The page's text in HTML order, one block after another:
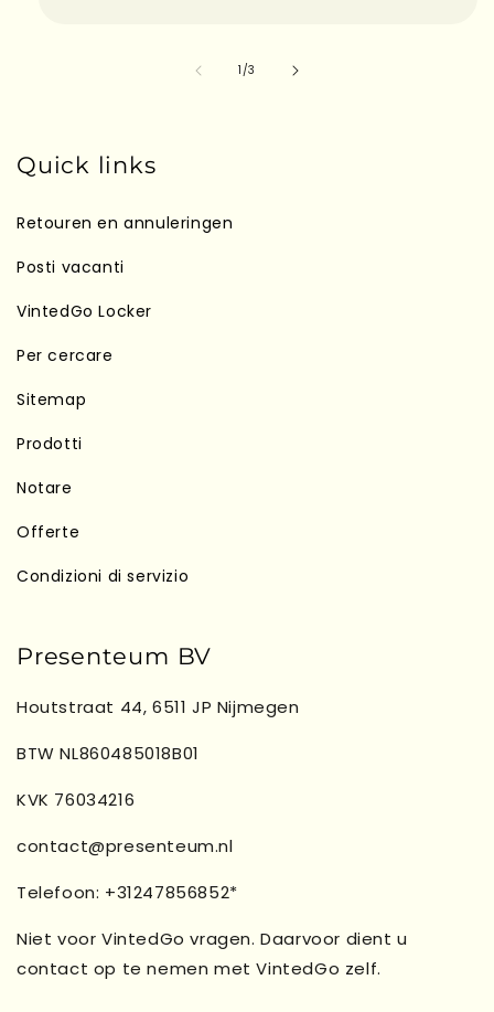
1/su
3
Quick links
Retouren en annuleringen
Posti vacanti
VintedGo Locker
Per cercare
Sitemap
Prodotti
Notare
Offerte
Condizioni di servizio
Presenteum BV
Houtstraat 44, 6511 JP Nijmegen
BTW NL860485018B01
KVK 76034216
contact@presenteum.nl
Telefoon: +31247856852*
Niet voor VintedGo vragen. Daarvoor dient u
contact op te nemen met VintedGo zelf.